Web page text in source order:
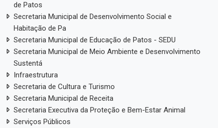
de Patos
Secretaria Municipal de Desenvolvimento Social e
Habitação de Pa
Secretaria Municipal de Educação de Patos - SEDU
Secretaria Municipal de Meio Ambiente e Desenvolvimento
Sustentá
Infraestrutura
Secretaria de Cultura e Turismo
Secretaria Municipal de Receita
Secretaria Executiva da Proteção e Bem-Estar Animal
Serviços Públicos